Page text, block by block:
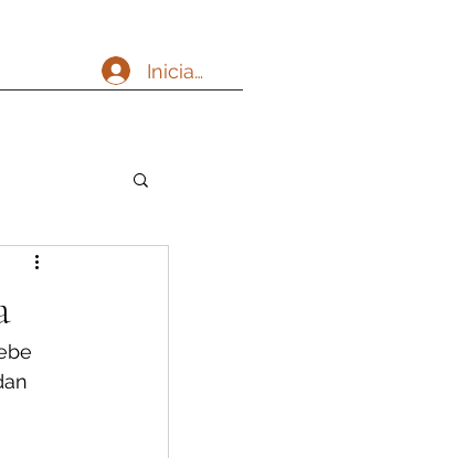
Iniciar sesión